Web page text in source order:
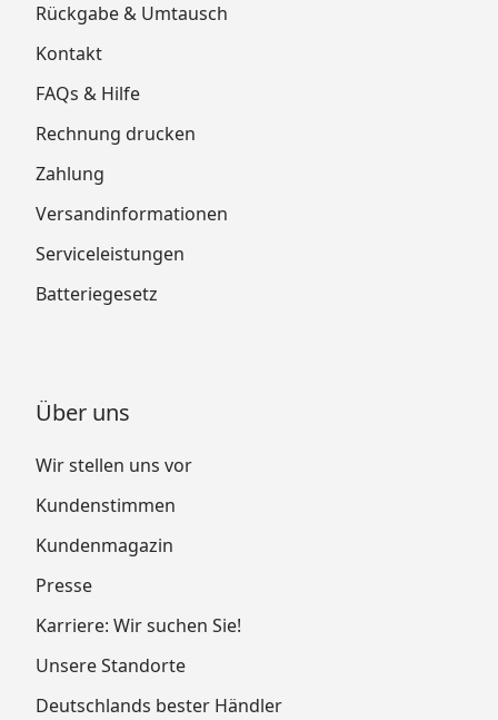
Rückgabe & Umtausch
Kontakt
FAQs & Hilfe
Rechnung drucken
Zahlung
Versandinformationen
Serviceleistungen
Batteriegesetz
Über uns
Wir stellen uns vor
Kundenstimmen
Kundenmagazin
Presse
Karriere: Wir suchen Sie!
Unsere Standorte
Deutschlands bester Händler